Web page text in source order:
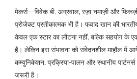
मेकर्स—विवेक बी. अग्रवाल, रज़ा नमाज़ी और
प्रोजेक्ट प्रतीकात्मक भी है। फवाद खान की
केवल एक स्टार का लौटना नहीं, बल्कि सहयोग के
है। लेकिन इस संभावना को संवेदनशील माहौल में
कम्युनिकेशन, प्रक्रिया-पालन और स्थानीय
जरूरी है।